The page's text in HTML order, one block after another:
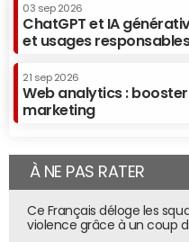
03 sep 2026
ChatGPT et IA
et usages
21 sep 2026
Web analytics :
marketing
À NE PAS RATER
Ce Français déloge les
violence grâce à un coup